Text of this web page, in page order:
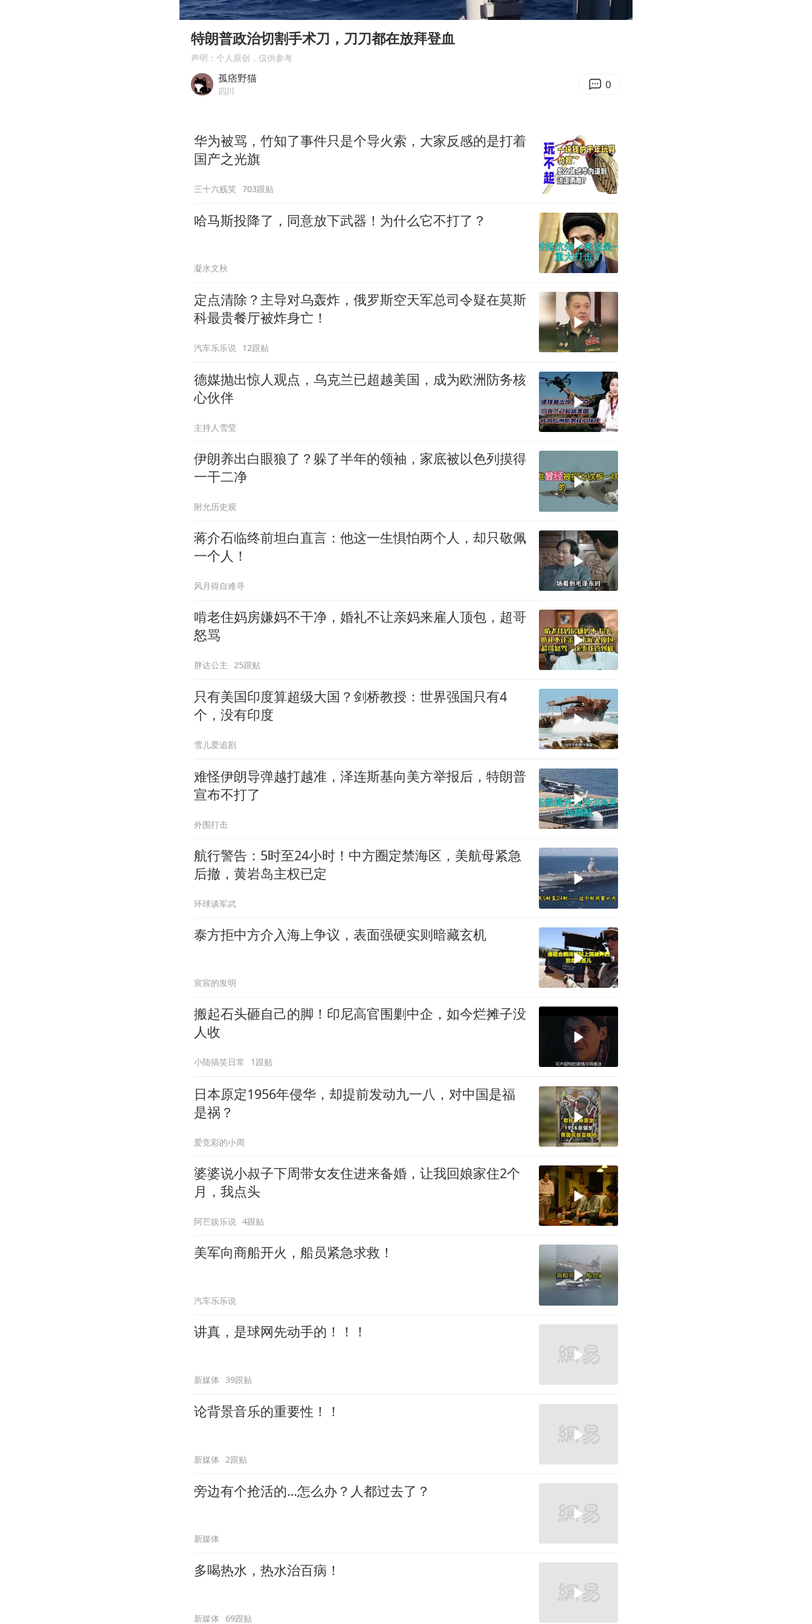
金饰克价大幅跳涨
关之琳否认与27岁模特的恋情
Play
00:00
Enter
特朗普政治切割手术刀，刀刀都在放拜登血
声明：个人原创，仅供参考
孤痞野猫
四川 0
华为被骂，竹知了事件只是个导火索，大家反感的是打着
国产之光旗
三十六贱笑 703跟贴
哈马斯投降了，同意放下武器！为什么它不打了？
凝水文秋
定点清除？主导对乌轰炸，俄罗斯空天军总司令疑在莫斯
科最贵餐厅被炸身亡！
汽车乐乐说 12跟贴
德媒抛出惊人观点，乌克兰已超越美国，成为欧洲防务核
心伙伴
主持人雪莹
伊朗养出白眼狼了？躲了半年的领袖，家底被以色列摸得
一干二净
附允历史观
蒋介石临终前坦白直言：他这一生惧怕两个人，却只敬佩
一个人！
风月得自难寻
啃老住妈房嫌妈不干净，婚礼不让亲妈来雇人顶包，超哥
怒骂
胖达公主 25跟贴
只有美国印度算超级大国？剑桥教授：世界强国只有4
个，没有印度
雪儿爱追剧
难怪伊朗导弹越打越准，泽连斯基向美方举报后，特朗普
宣布不打了
外围打击
航行警告：5时至24小时！中方圈定禁海区，美航母紧急
后撤，黄岩岛主权已定
环球谈军武
泰方拒中方介入海上争议，表面强硬实则暗藏玄机
宸宸的发明
搬起石头砸自己的脚！印尼高官围剿中企，如今烂摊子没
人收
小陆搞笑日常 1跟贴
日本原定1956年侵华，却提前发动九一八，对中国是福
是祸？
爱竞彩的小周
婆婆说小叔子下周带女友住进来备婚，让我回娘家住2个
月，我点头
阿芒娱乐说 4跟贴
美军向商船开火，船员紧急求救！
汽车乐乐说
讲真，是球网先动手的！！！
新媒体 39跟贴
论背景音乐的重要性！！
新媒体 2跟贴
旁边有个抢活的…怎么办？人都过去了？
新媒体
多喝热水，热水治百病！
新媒体 69跟贴